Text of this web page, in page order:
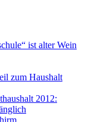
ist alter Wein
zum Haushalt
2012: